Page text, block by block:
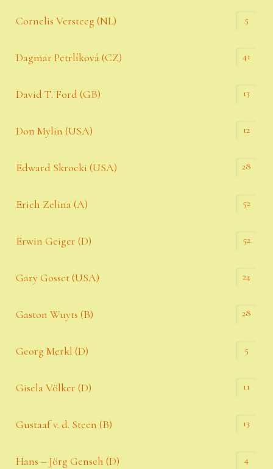
Cornelis Versteeg (NL) 5
Dagmar Petrlíková (CZ) 41
David T. Ford (GB) 13
Don Mylin (USA) 12
Edward Skrocki (USA) 28
Erich Zelina (A) 52
Erwin Geiger (D) 52
Gary Gosset (USA) 24
Gaston Wuyts (B) 28
Georg Merkl (D) 5
Gisela Völker (D) 11
Gustaaf v. d. Steen (B) 13
Hans – Jörg Gensch (D) 4